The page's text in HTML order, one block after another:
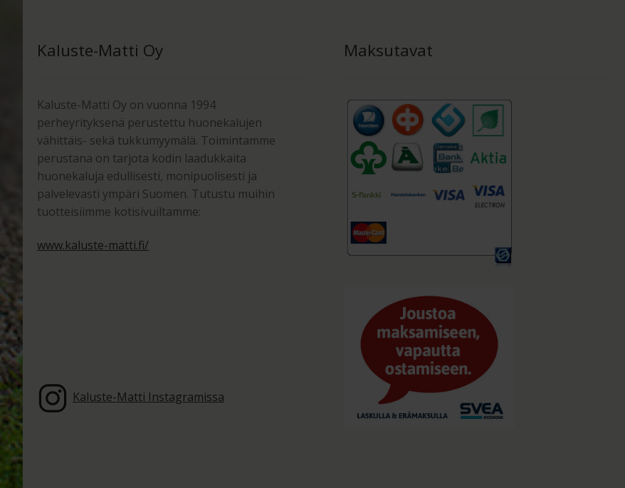
Kaluste-Matti Oy
Kaluste-Matti Oy on vuonna 1994
perheyrityksenä perustettu huonekalujen
vähittäis- sekä tukkumyymälä. Toimintamme
perustana on tarjota kodin laadukkaita
huonekaluja edullisesti, monipuolisesti ja
palvelevasti ympäri Suomen. Tutustu muihin
tuotteisiimme kotisivuiltamme:
www.kaluste-matti.fi/
Kaluste-Matti Instagramissa
Maksutavat